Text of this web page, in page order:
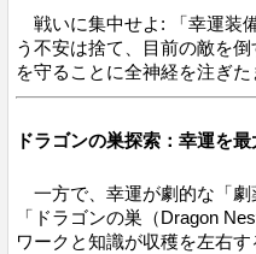
戦いに集中せよ: 「幸運装
う不安は捨て、目前の敵を
を守ることに全神経を注ぎた
ドラゴンの巣探索：幸運を
一方で、幸運が劇的な「
「ドラゴンの巣（Dragon
ワークと知識が収穫を左右す